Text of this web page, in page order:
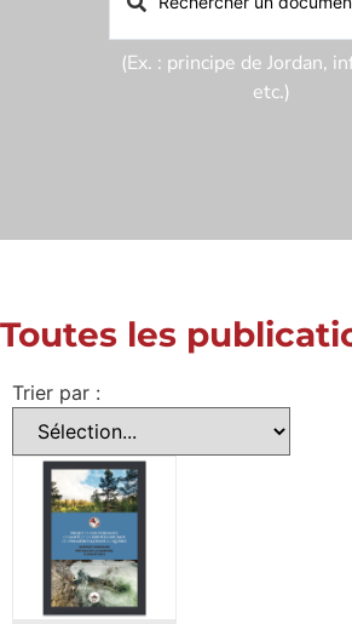
(Ex. : principe de Jordan,
etc.)
Toutes les
Trier par :